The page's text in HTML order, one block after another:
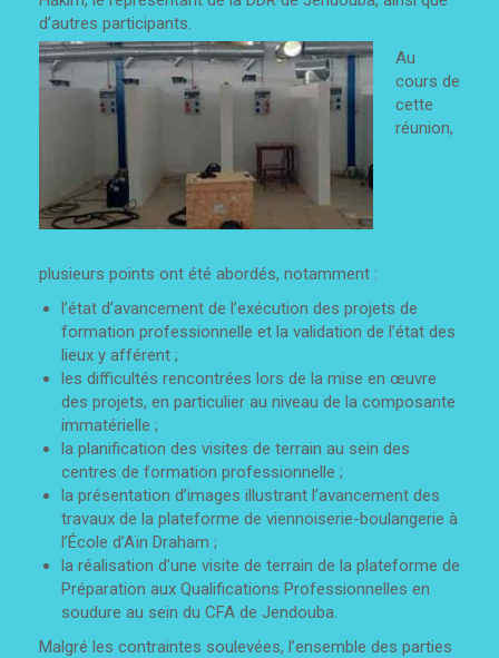
d’autres participants.
Au
cours de
cette
réunion,
plusieurs points ont été abordés, notamment :
l’état d’avancement de l’exécution des projets de
formation professionnelle et la validation de l’état des
lieux y afférent ;
les difficultés rencontrées lors de la mise en œuvre
des projets, en particulier au niveau de la composante
immatérielle ;
la planification des visites de terrain au sein des
centres de formation professionnelle ;
la présentation d’images illustrant l’avancement des
travaux de la plateforme de viennoiserie-boulangerie à
l’École d’Aïn Draham ;
la réalisation d’une visite de terrain de la plateforme de
Préparation aux Qualifications Professionnelles en
soudure au sein du CFA de Jendouba.
Malgré les contraintes soulevées, l’ensemble des parties